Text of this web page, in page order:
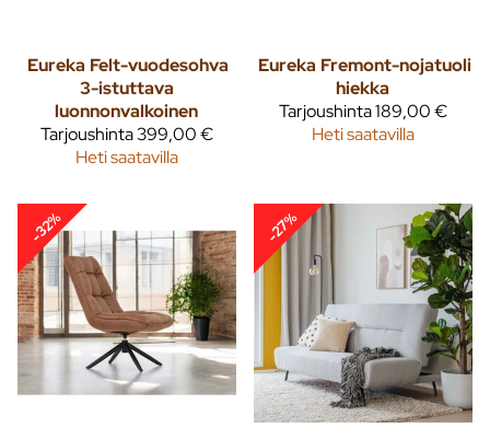
Eureka Felt-vuodesohva
3-istuttava
luonnonvalkoinen
Tarjoushinta399,00 €
Heti saatavilla
Eureka Fremont-nojatuoli
hiekka
Tarjoushinta189,00 €
Heti saatavilla
-32% -27%